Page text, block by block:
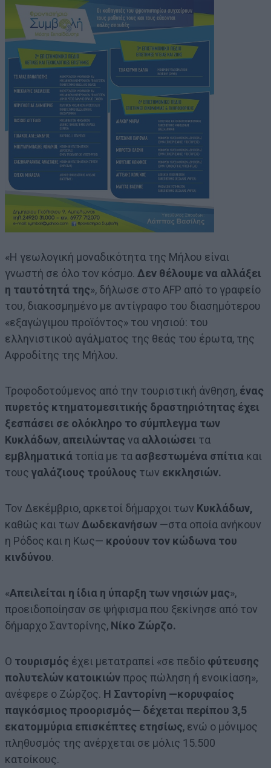
«Η γεωλογική μοναδικότητα της Μήλου είναι
γνωστή σε όλο τον κόσμο. Δεν θέλουμε να αλλάξει
η ταυτότητά της», δήλωσε στο AFP από το γραφείο
του, διακοσμημένο με αντίγραφο του διασημότερου
«εξαγώγιμου προϊόντος» του νησιού: του
ελληνιστικού αγάλματος της θεάς του έρωτα, της
Αφροδίτης της Μήλου.
Τροφοδοτούμενος από την τουριστική άνθηση, ένας
πυρετός κτηματομεσιτικής δραστηριότητας έχει
ξεσπάσει σε ολόκληρο το σύμπλεγμα των
Κυκλάδων, απειλώνταςνα αλλοιώσει τα
εμβληματικά τοπία με τα ασβεστωμένα σπίτια και
τους γαλάζιους τρούλους των εκκλησιών.
Τον Δεκέμβριο, αρκετοί δήμαρχοι των Κυκλάδων,
καθώς και των Δωδεκανήσων —στα οποία ανήκουν
η Ρόδος και η Κως— κρούουν τον κώδωνα του
κινδύνου.
«Απειλείται η ίδια η ύπαρξη των νησιών μας»,
προειδοποίησαν σε ψήφισμα που ξεκίνησε από τον
δήμαρχο Σαντορίνης, Νίκο Ζώρζο.
Ο τουρισμός έχει μετατραπεί «σε πεδίο φύτευσης
πολυτελών κατοικιώνπρος πώληση ή ενοικίαση»,
ανέφερε ο Ζώρζος. Η Σαντορίνη —κορυφαίος
παγκόσμιος προορισμός— δέχεται περίπου 3,5
εκατομμύρια επισκέπτες ετησίως, ενώ ο μόνιμος
πληθυσμός της ανέρχεται σε μόλις 15.500
κατοίκους.